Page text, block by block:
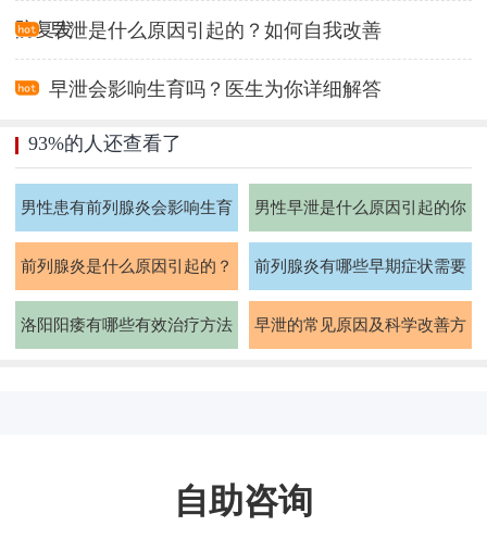
防复发早泄是什么原因引起的？如何自我改善
早泄会影响生育吗？医生为你详细解答
93%的人还查看了
男性患有前列腺炎会影响生育
能力吗
男性早泄是什么原因引起的你
知道吗
前列腺炎是什么原因引起的？
如何治疗
前列腺炎有哪些早期症状需要
注意
洛阳阳痿有哪些有效治疗方法 早泄的常见原因及科学改善方
自助咨询